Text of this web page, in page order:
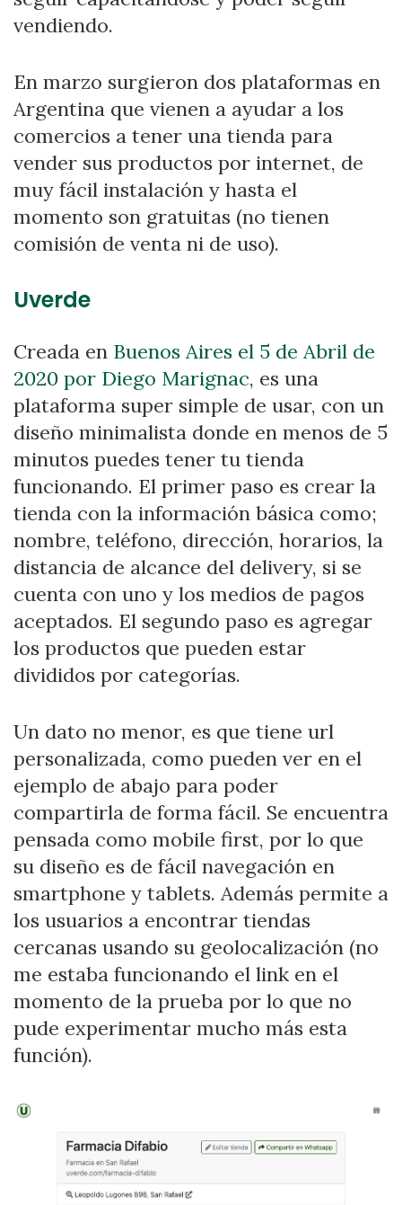
vendiendo.
En marzo surgieron dos plataformas en
Argentina que vienen a ayudar a los
comercios a tener una tienda para
vender sus productos por internet, de
muy fácil instalación y hasta el
momento son gratuitas (no tienen
comisión de venta ni de uso).
Uverde
Creada en Buenos Aires el 5 de Abril de
2020 por Diego Marignac, es una
plataforma super simple de usar, con un
diseño minimalista donde en menos de 5
minutos puedes tener tu tienda
funcionando. El primer paso es crear la
tienda con la información básica como;
nombre, teléfono, dirección, horarios, la
distancia de alcance del delivery, si se
cuenta con uno y los medios de pagos
aceptados. El segundo paso es agregar
los productos que pueden estar
divididos por categorías.
Un dato no menor, es que tiene url
personalizada, como pueden ver en el
ejemplo de abajo para poder
compartirla de forma fácil. Se encuentra
pensada como mobile first, por lo que
su diseño es de fácil navegación en
smartphone y tablets. Además permite a
los usuarios a encontrar tiendas
cercanas usando su geolocalización (no
me estaba funcionando el link en el
momento de la prueba por lo que no
pude experimentar mucho más esta
función).